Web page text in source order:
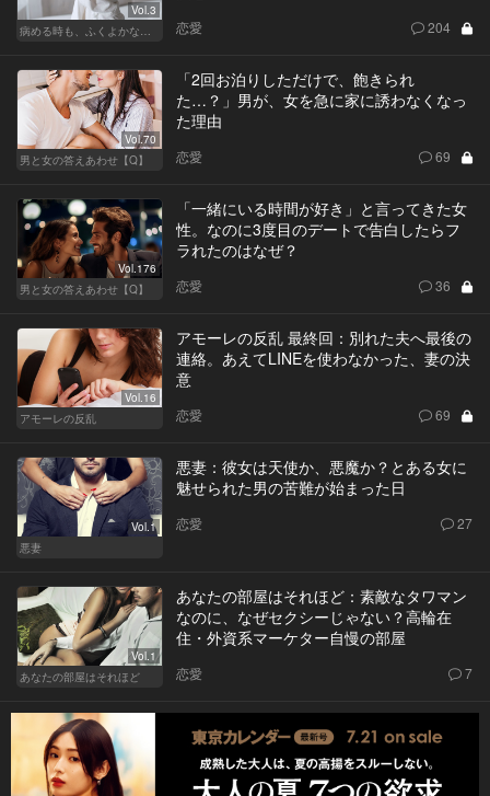
Vol.3
恋愛 204
Vol.70
男と女の答えあわせ【Q】
「2回お泊りしただけで、飽きられ
た…？」男が、女を急に家に誘わなくなっ
た理由
恋愛 69
Vol.176
男と女の答えあわせ【Q】
「一緒にいる時間が好き」と言ってきた女
性。なのに3度目のデートで告白したらフ
ラれたのはなぜ？
恋愛 36
Vol.16
アモーレの反乱
アモーレの反乱 最終回：別れた夫へ最後の
連絡。あえてLINEを使わなかった、妻の決
意
恋愛 69
Vol.1
悪妻
悪妻：彼女は天使か、悪魔か？とある女に
魅せられた男の苦難が始まった日
恋愛 27
Vol.1
あなたの部屋はそれほど
あなたの部屋はそれほど：素敵なタワマン
なのに、なぜセクシーじゃない？高輪在
住・外資系マーケター自慢の部屋
恋愛 7